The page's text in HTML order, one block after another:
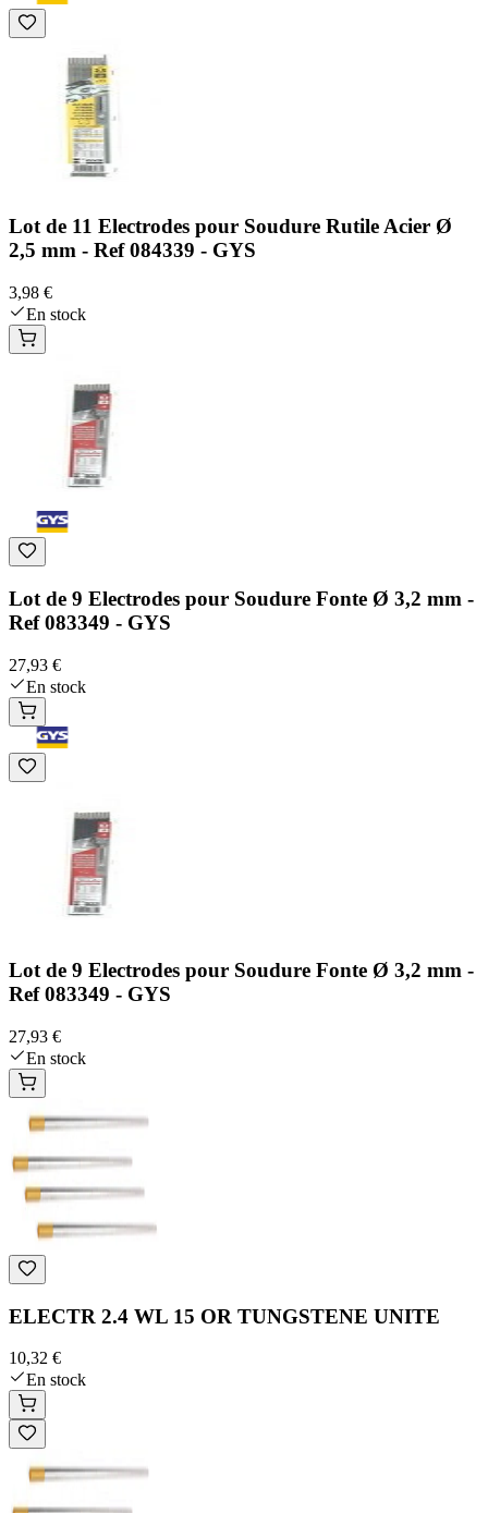
Lot de 11 Electrodes pour Soudure Rutile Acier Ø
2,5 mm - Ref 084339 - GYS
3,98 €
En stock
Lot de 9 Electrodes pour Soudure Fonte Ø 3,2 mm -
Ref 083349 - GYS
27,93 €
En stock
Lot de 9 Electrodes pour Soudure Fonte Ø 3,2 mm -
Ref 083349 - GYS
27,93 €
En stock
ELECTR 2.4 WL 15 OR TUNGSTENE UNITE
10,32 €
En stock